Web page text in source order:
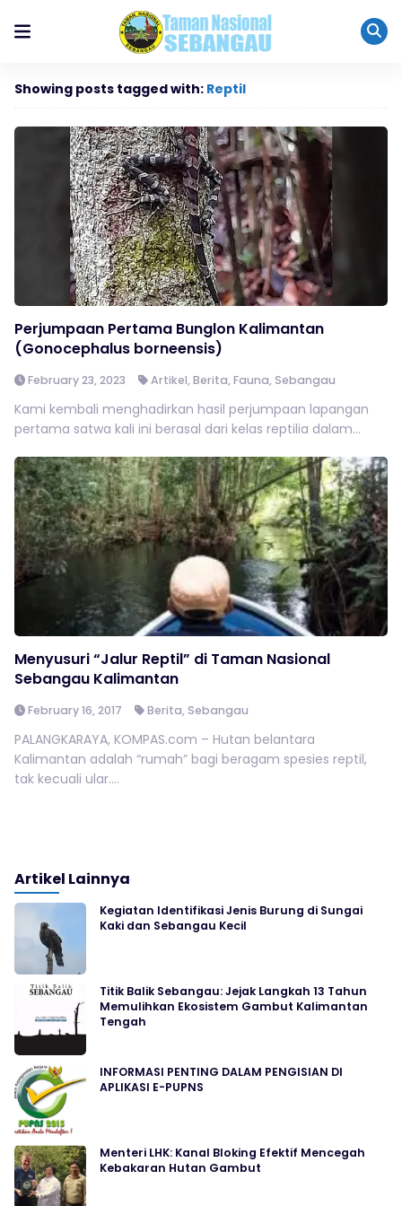
Showing posts tagged with: Reptil
Perjumpaan Pertama Bunglon Kalimantan
(Gonocephalus borneensis)
February 23, 2023 Artikel,Berita,Fauna,Sebangau
Kami kembali menghadirkan hasil perjumpaan lapangan
pertama satwa kali ini berasal dari kelas reptilia dalam...
Menyusuri “Jalur Reptil” di Taman Nasional
Sebangau Kalimantan
February 16, 2017 Berita,Sebangau
PALANGKARAYA, KOMPAS.com – Hutan belantara
Kalimantan adalah “rumah” bagi beragam spesies reptil,
tak kecuali ular....
Artikel Lainnya
Kegiatan Identifikasi Jenis Burung di Sungai
Kaki dan Sebangau Kecil
Titik Balik Sebangau: Jejak Langkah 13 Tahun
Memulihkan Ekosistem Gambut Kalimantan
Tengah
INFORMASI PENTING DALAM PENGISIAN DI
APLIKASI E-PUPNS
Menteri LHK: Kanal Bloking Efektif Mencegah
Kebakaran Hutan Gambut